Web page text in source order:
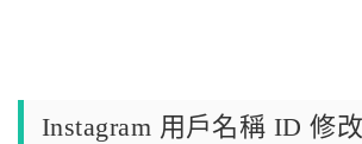
Instagram 用戶名稱 ID 修